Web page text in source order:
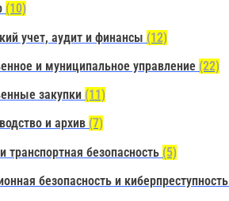
(10)
учет, аудит и финансы (12)
и муниципальное управление (22)
закупки (11)
и архив (7)
транспортная безопасность (5)
безопасность и киберпреступность